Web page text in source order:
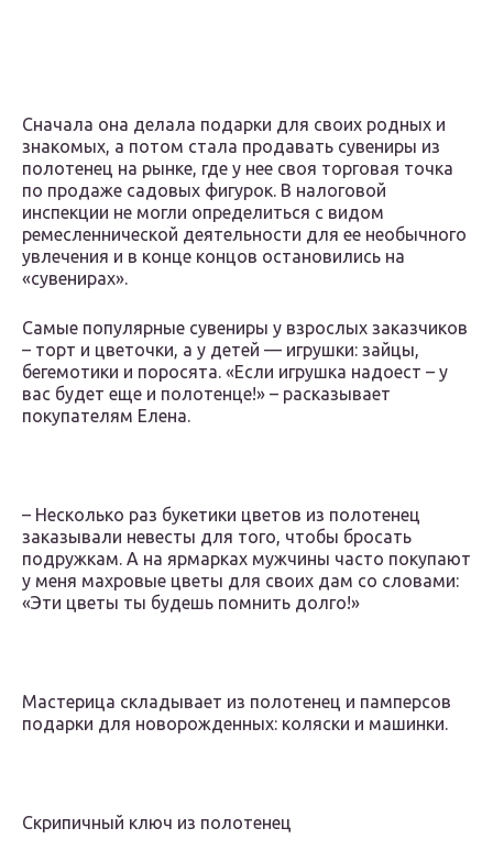
Сначала она делала подарки для своих родных и
знакомых, а потом стала продавать сувениры из
полотенец на рынке, где у нее своя торговая точка
по продаже садовых фигурок. В налоговой
инспекции не могли определиться с видом
ремесленнической деятельности для ее необычного
увлечения и в конце концов остановились на
«сувенирах».
Самые популярные сувениры у взрослых заказчиков
– торт и цветочки, а у детей — игрушки: зайцы,
бегемотики и поросята. «Если игрушка надоест – у
вас будет еще и полотенце!» – расказывает
покупателям Елена.
– Несколько раз букетики цветов из полотенец
заказывали невесты для того, чтобы бросать
подружкам. А на ярмарках мужчины часто покупают
у меня махровые цветы для своих дам со словами:
«Эти цветы ты будешь помнить долго!»
Мастерица складывает из полотенец и памперсов
подарки для новорожденных: коляски и машинки.
Скрипичный ключ из полотенец